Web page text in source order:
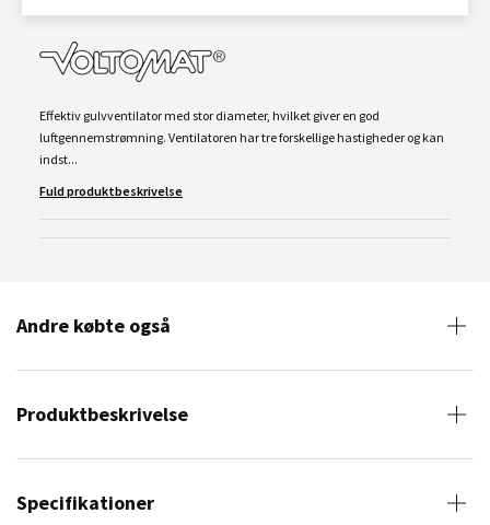
Effektiv gulvventilator med stor diameter, hvilket giver en god
luftgennemstrømning. Ventilatoren har tre forskellige hastigheder og kan
indst...
Fuld produktbeskrivelse
Andre købte også
Produktbeskrivelse
Specifikationer